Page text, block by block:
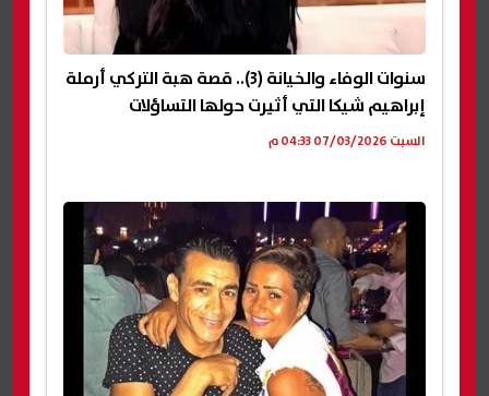
سنوات الوفاء والخيانة (3).. قصة هبة التركي أرملة
إبراهيم شيكا التي أثيرت حولها التساؤلات
السبت 07/03/2026 04:33 م